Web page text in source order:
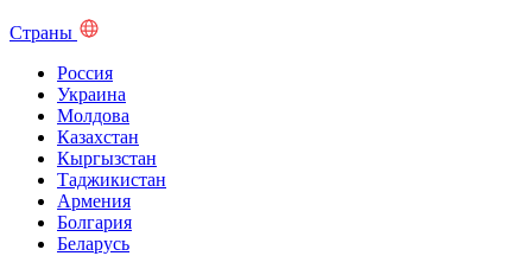
Страны
Россия
Украина
Молдова
Казахстан
Кыргызстан
Таджикистан
Армения
Болгария
Беларусь